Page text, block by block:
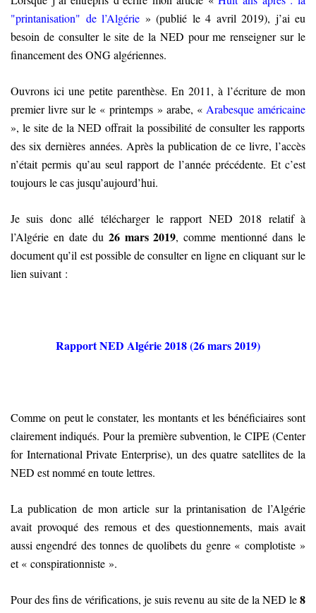
"printanisation" de l’Algérie » (publié le 4 avril 2019), j’ai eu
besoin de consulter le site de la NED pour me renseigner sur le
financement des ONG algériennes.
Ouvrons ici une petite parenthèse. En 2011, à l’écriture de mon
premier livre sur le « printemps » arabe, « Arabesque américaine
», le site de la NED offrait la possibilité de consulter les rapports
des six dernières années. Après la publication de ce livre, l’accès
n’était permis qu’au seul rapport de l’année précédente. Et c’est
toujours le cas jusqu’aujourd’hui.
Je suis donc allé télécharger le rapport NED 2018 relatif à
l’Algérie en date du 26 mars 2019, comme mentionné dans le
document qu’il est possible de consulter en ligne en cliquant sur le
lien suivant :
Rapport NED Algérie 2018 (26 mars 2019)
Comme on peut le constater, les montants et les bénéficiaires sont
clairement indiqués. Pour la première subvention, le CIPE (Center
for International Private Enterprise), un des quatre satellites de la
NED est nommé en toute lettres.
La publication de mon article sur la printanisation de l’Algérie
avait provoqué des remous et des questionnements, mais avait
aussi engendré des tonnes de quolibets du genre « complotiste »
et « conspirationniste ».
Pour des fins de vérifications, je suis revenu au site de la NED le8